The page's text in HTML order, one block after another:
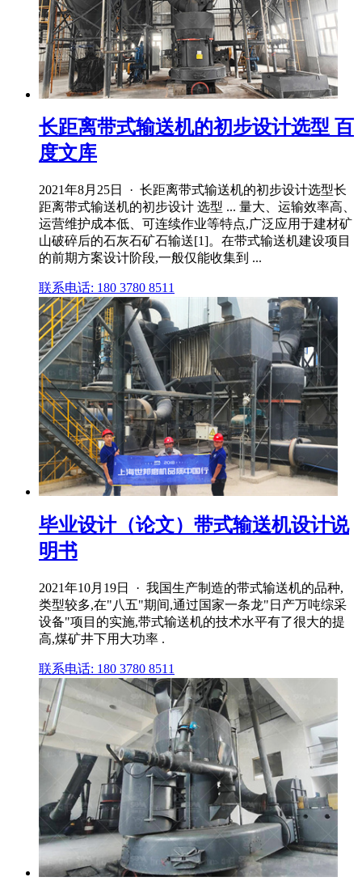
长距离带式输送机的初步设计选型 百
度文库
2021年8月25日 · 长距离带式输送机的初步设计选型长
距离带式输送机的初步设计 选型 ... 量大、运输效率高、
运营维护成本低、可连续作业等特点,广泛应用于建材矿
山破碎后的石灰石矿石输送[1]。在带式输送机建设项目
的前期方案设计阶段,一般仅能收集到 ...
联系电话: 180 3780 8511
毕业设计（论文）带式输送机设计说
明书
2021年10月19日 · 我国生产制造的带式输送机的品种,
类型较多,在"八五"期间,通过国家一条龙"日产万吨综采
设备"项目的实施,带式输送机的技术水平有了很大的提
高,煤矿井下用大功率 .
联系电话: 180 3780 8511